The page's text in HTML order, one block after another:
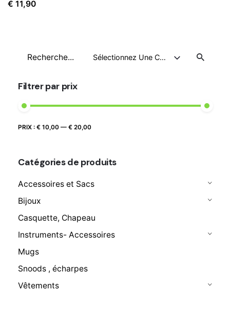
Recherche
Sélectionnez Une Catégorie
Filtrer par prix
Prix
Prix
PRIX : € 10,00 — € 20,00
Catégories de produits
Accessoires et Sacs
Bijoux
Casquette, Chapeau
Instruments- Accessoires
Mugs
Snoods , écharpes
Vêtements
€ 11,90